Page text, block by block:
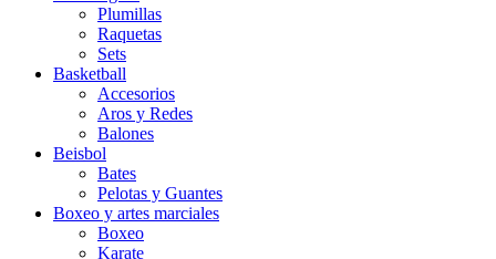
Plumillas
Raquetas
Sets
Basketball
Accesorios
Aros y Redes
Balones
Beisbol
Bates
Pelotas y Guantes
Boxeo y artes marciales
Boxeo
Karate